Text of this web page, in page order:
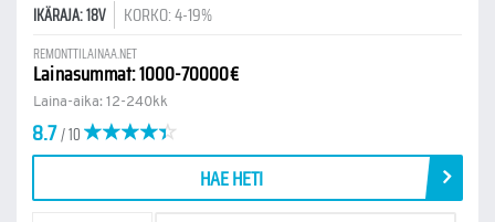
IKÄRAJA: 18V KORKO: 4-19%
REMONTTILAINAA.NET
Lainasummat: 1000-70000€
Laina-aika: 12-240kk
8.7/ 10
HAE HETI